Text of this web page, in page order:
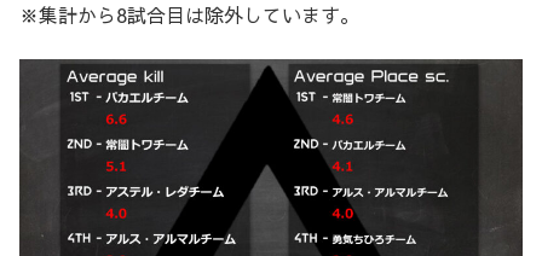
※集計から8試合目は除外しています。